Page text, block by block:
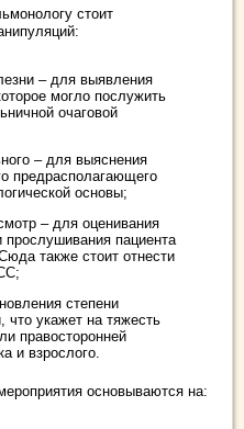
стоит
– для выявления
могло послужить
очаговой
– для выяснения
предрасполагающего
основы;
– для оценивания
прослушивания пациента
также стоит отнести
степени
что укажет на тяжесть
правосторонней
и взрослого.
основываются на: